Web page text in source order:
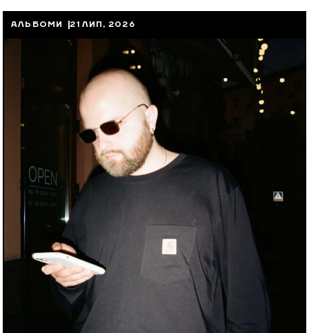
АЛЬБОМИ 21 ЛИП, 2026